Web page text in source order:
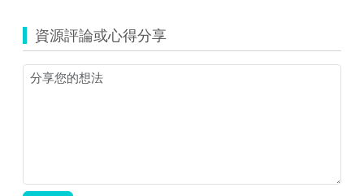
養
狙
資源評論或心得分享